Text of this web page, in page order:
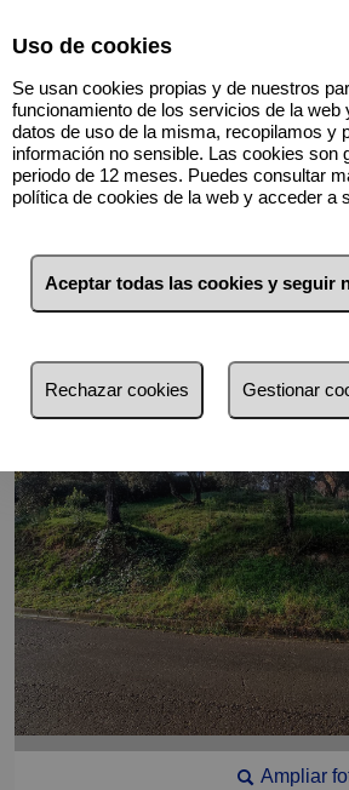
Volver
Ampliar
Uso de cookies
Se usan cookies propias y de nuestros
funcionamiento de los servicios de la web
datos de uso de la misma, recopilamos y
información no sensible. Las cookies son
periodo de 12 meses. Puedes consultar
política de cookies de la web y acceder a
Aceptar todas las cookies y seguir
Rechazar cookies Gestionar